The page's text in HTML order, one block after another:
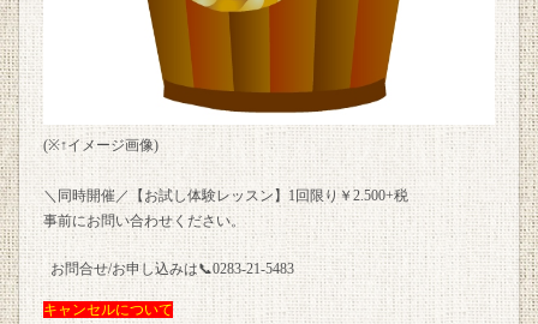
(※↑イメージ画像)
＼同時開催／【お試し体験レッスン】1回限り￥2.500+税
事前にお問い合わせください。
お問合せ/お申し込みは📞0283-21-5483
キャンセルについて